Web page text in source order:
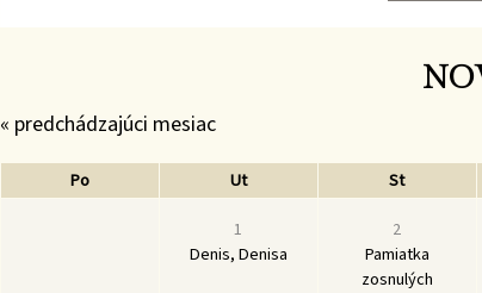
« predchádzajúci mesiac
Po Ut St
1
Denis, Denisa
2
Pamiatka
zosnulých